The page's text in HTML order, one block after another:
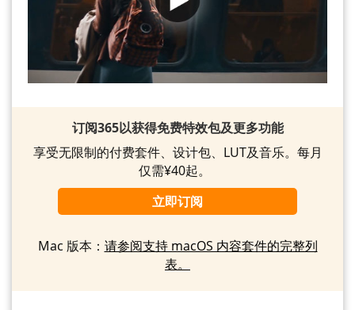
订阅365以获得免费特效包及更多功能
享受无限制的付费套件、设计包、LUT及音乐。每月
仅需¥40起。
立即订阅
Mac 版本： 请参阅支持 macOS 内容套件的完整列
表。